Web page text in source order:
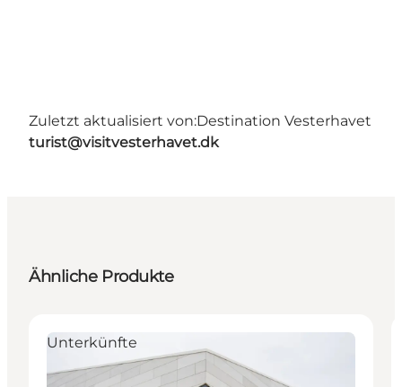
Zuletzt aktualisiert von:Destination Vesterhavet
turist@visitvesterhavet.dk
Ähnliche Produkte
Unterkünfte